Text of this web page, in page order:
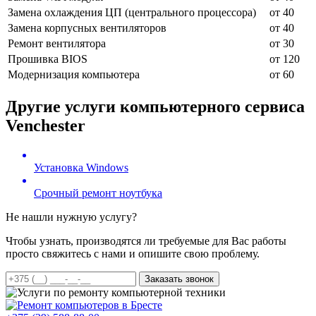
Замена охлаждения ЦП (центрального процессора)
от 40
Замена корпусных вентиляторов
от 40
Ремонт вентилятора
от 30
Прошивка BIOS
от 120
Модернизация компьютера
от 60
Другие услуги компьютерного сервиса
Venchester
Установка Windows
Срочный ремонт ноутбука
Не нашли нужную услугу?
Чтобы узнать, производятся ли требуемые для Вас работы
просто свяжитесь с нами и опишите свою проблему.
Заказать звонок